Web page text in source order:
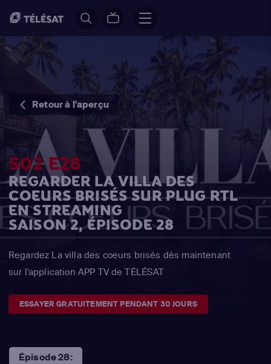
Retour à l'aperçu
S02 E28
REGARDER LA VILLA DES
COEURS BRISÉS SUR PLUG RTL
EN STREAMING
SAISON 2, ÉPISODE 28
Regardez La villa des coeurs brisés dès maintenant
sur l'application APP TV de TÉLÉSAT
ESSAYER GRATUITEMENT PENDANT 30 JOURS
Épisode 28: